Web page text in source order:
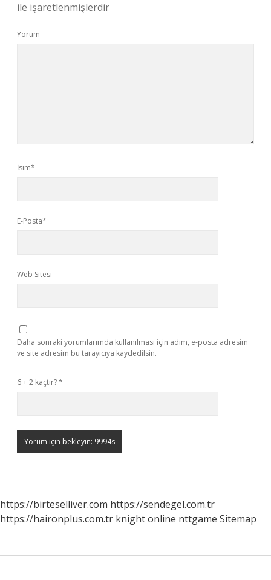
ile işaretlenmişlerdir
Yorum
İsim*
E-Posta*
Web Sitesi
Daha sonraki yorumlarımda kullanılması için adım, e-posta adresim
ve site adresim bu tarayıcıya kaydedilsin.
6 + 2 kaçtır?*
https://birteselliver.com https://sendegel.com.tr
https://haironplus.com.tr knight online nttgame Sitemap